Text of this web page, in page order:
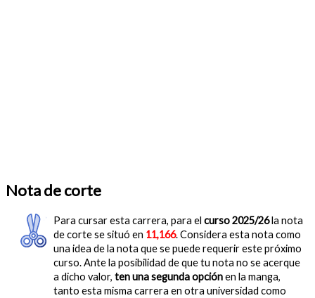
Nota de corte
Para cursar esta carrera, para el curso 2025/26la nota
de corte se situó en 11,166. Considera esta nota como
una idea de la nota que se puede requerir este próximo
curso. Ante la posibilidad de que tu nota no se acerque
a dicho valor, ten una segunda opciónen la manga,
tanto esta misma carrera en otra universidad como